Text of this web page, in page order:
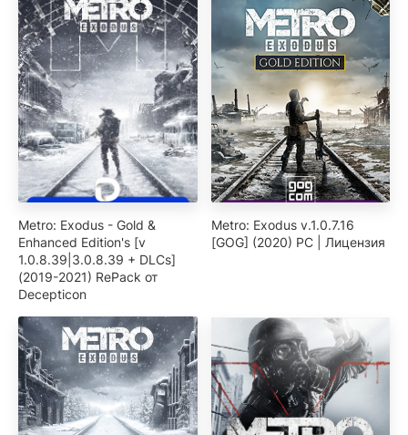
Metro: Exodus - Gold &
Enhanced Edition's [v
1.0.8.39|3.0.8.39 + DLCs]
(2019-2021) RePack от
Decepticon
Metro: Exodus v.1.0.7.16
[GOG] (2020) PC | Лицензия